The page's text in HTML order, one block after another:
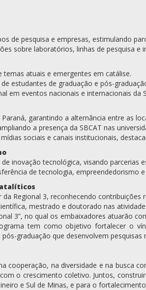
de pesquisa e empresas, estimulando
sobre laboratórios, linhas de pesquisa
temas atuais e emergentes em catálise.
estudantes de graduação e pós-
em eventos nacionais e internacionais da
garantindo a alternância entre as
a presença da SBCAT nas
sociais e canais institucionais,
inovação tecnológica, visando parcerias
de tecnologia, empreendedorismo
Regional 3, reconhecendo
mestrado e doutorado nas
3”, no qual os embaixadores atuarão
tem como objetivo fortalecer o
graduação que desenvolvem pesquisas
cooperação, na diversidade e na busca
o crescimento coletivo. Juntos,
e Sul de Minas, e para o